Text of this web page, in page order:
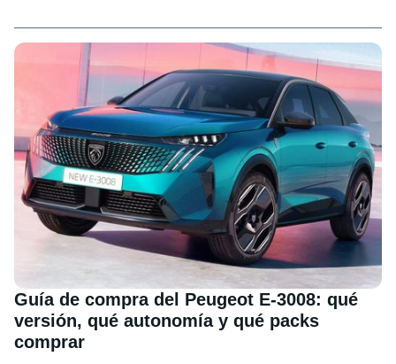
Guía de compra del Peugeot E-3008: qué
versión, qué autonomía y qué packs
comprar